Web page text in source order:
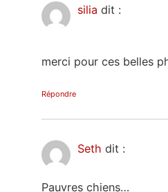
silia dit :
merci pour ces belles
Répondre
Seth dit :
Pauvres chiens…